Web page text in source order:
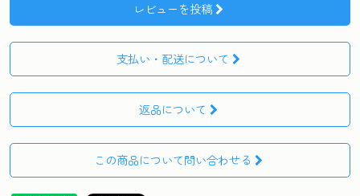
レビューを投稿
支払い・配送について
返品について
この商品について問い合わせる